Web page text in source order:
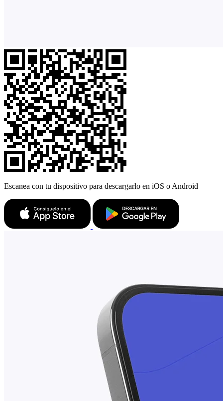
Escanea con tu dispositivo para descargarlo en iOS o Android